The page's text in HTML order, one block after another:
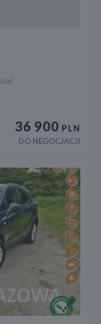
36 900 PLN
DO NEGOCJACJI